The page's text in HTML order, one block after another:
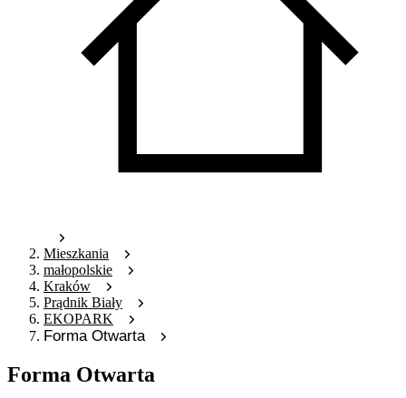
Mieszkania
małopolskie
Kraków
Prądnik Biały
EKOPARK
Forma Otwarta
Forma Otwarta